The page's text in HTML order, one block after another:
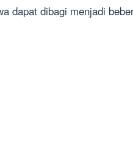
dapat dibagi menjadi